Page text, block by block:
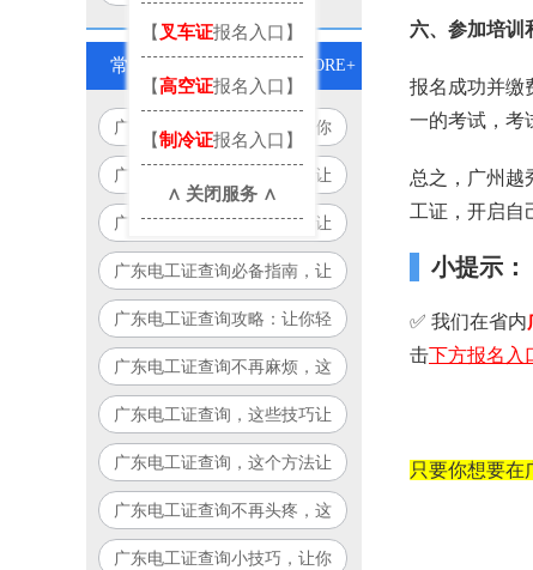
常见问题 MORE+
广东电工证查询全攻略，让你
查询更轻松！
广东电工证查询，这些技巧让
你轻松搞定！
广东电工证查询，这个方法让
你告别繁琐流程！
广东电工证查询必备指南，让
你少走弯路！
广东电工证查询攻略：让你轻
松搞定，永不迷路！
广东电工证查询不再麻烦，这
个方法让你省时又省力！
广东电工证查询，这些技巧让
你事半功倍！
广东电工证查询，这个方法让
你告别繁琐！
广东电工证查询不再头疼，这
个方法让你豁然开朗！
广东电工证查询小技巧，让你
六、参加培训
报名成功并缴
一的考试，考
总之，广州越
工证，开启自
小提示：
✅ 我们在省内
击下方报名入
只要你想要在
【 叉车证报名入口】
【高空证报名入口】
【制冷证报名入口】
∧ 关闭服务 ∧